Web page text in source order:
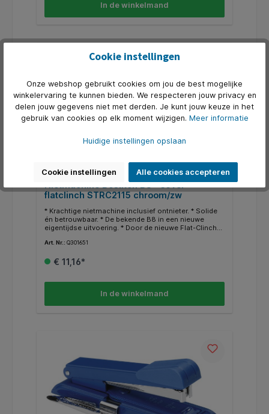
In de winkelmand
Nietmachine Bostitch B8+ 35vel
flatclinch STRC2115 chroom/zw
* Krachtige nietmachine inclusief ontnieter. * Solide
én betrouwbaar. * De bekende B8 in een nieuwe
eigentijdse uitvoering. * Door de nieuwe Flat-Clinch
30% ruimte bespaart bij het archiveren. * Door het
STRC 2115 van 6mm. * Capaciteit 35vel.
Art. Nr.: Q301651
€ 11,16*
In de winkelmand
Cookie instellingen
Onze webshop gebruikt cookies om jou de best mogelijke
winkelervaring te kunnen bieden. We respecteren jouw privacy en
delen jouw gegevens niet met derden. Je kunt jouw keuze in het
gebruik van cookies op elk moment wijzigen. Meer informatie
Huidige instellingen opslaan
Cookie instellingen Alle cookies accepteren